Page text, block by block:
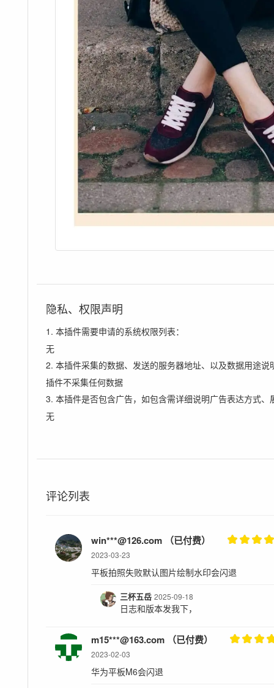
隐私、权限声明
1. 本插件需要申请的系统权限列表：
无
2. 本插件采集的数据、发送的服务器地址、以及数据用途说
插件不采集任何数据
3. 本插件是否包含广告，如包含需详细说明广告表达方式、
无
评论列表
win***@126.com （已付费）
2023-03-23
平板拍照失败默认图片绘制水印会闪退
三杯五岳2025-09-18
日志和版本发我下，
m15***@163.com （已付费）
2023-02-03
华为平板M6会闪退